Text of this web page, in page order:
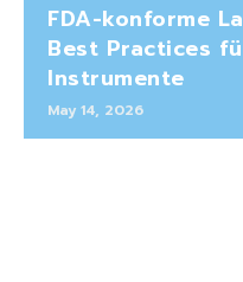
FDA-konforme
Best Practices
Instrumente
May 14, 2026